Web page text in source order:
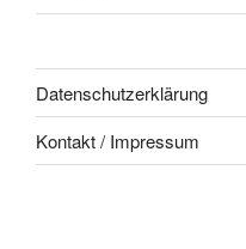
Datenschutzerklärung
Kontakt / Impressum